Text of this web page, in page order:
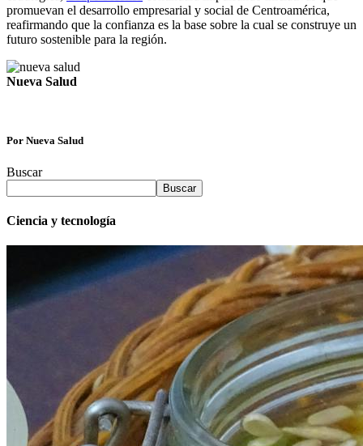
promuevan el desarrollo empresarial y social de Centroamérica,
reafirmando que la confianza es la base sobre la cual se construye un
futuro sostenible para la región.
Nueva Salud
Por Nueva Salud
Buscar
Buscar
Ciencia y tecnología